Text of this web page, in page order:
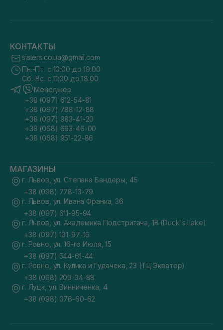
КОНТАКТЫ
sisters.co.ua@gmail.com
Пн.-Пт. с 10:00 до 19:00
Сб.-Вс. с 11:00 до 18:00
Менеджер
+38 (097) 612-54-81
+38 (097) 788-12-88
+38 (097) 983-41-20
+38 (068) 693-46-00
+38 (068) 951-22-86
МАГАЗИНЫ
г. Львов, ул. Степана Бандеры, 45
+38 (098) 778-13-79
г. Львов, ул. Ивана Франка, 36
+38 (097) 611-95-94
г. Львов, ул. Академика Подстригача, 1В (Duck's Lake)
+38 (097) 101-97-16
г. Ровно, ул. 16-го Июля, 15
+38 (097) 544-61-44
г. Ровно, ул. Кулика и Гудачека, 23 (ТЦ Экватор)
+38 (068) 209-34-88
г. Луцк, ул. Винниченка, 4
+38 (098) 076-60-62